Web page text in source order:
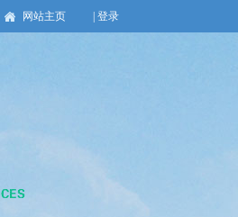
网站主页 | 登录